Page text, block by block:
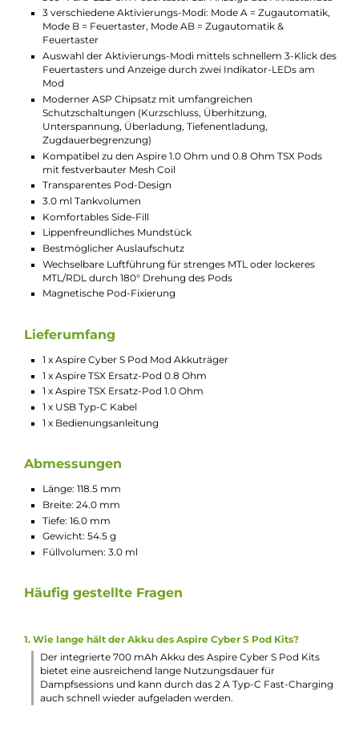
unterschiedlichen Aktivierungsmethoden kann man das
Kit ganz nach den eigenen Bedürfnissen nutzen, ohne
komplizierte Einstellungen vornehmen zu müssen.
Das Cyber S Pod Kit von Aspire wird mit zwei transparenten
Pods aus PCTG geliefert, die jeweils eine fest verbaute Mesh
und ein großzügiges Tankvolumen von 3,0 ml aufweisen.
Während der 1,0-Ohm-Pod für das klassische MTL-
Backendampfen optimiert wurde, eignet sich der 0,8-Ohm-
für ein lockeres MTL- oder RDL-Dampfen. Die Pods sind
auslaufsicher konstruiert und bieten ein ergonomisches
Mundstück für beide Dampfarten. Zusätzlich kann man
zwei unterschiedlichen Airflow-Optionen für MTL und RDL
wählen, indem man den Pod einfach um 180° dreht und
einsetzt. Mit jeder Inhalation bietet die Mesh Coil ein intensives
Geschmackserlebnis und dichten, weichen Dampf.
Technische Daten
Zinklegierung und einer transparenten Polycarbonat-
mit Blick ins Innere
Ergonomische Stick-Form
Kompakt und sehr leicht
Einfache Bedienung
Material: Zink-Legierung & PC (Mod), PCTG (Pod)
USB Typ-C Fast-Charging mit 5 V / 2.0 A
Dampfmodi: Constant Voltage (konstante
3 verschiedene Aktivierungs-Modi: Mode A =
Mode B = Feuertaster, Mode AB = Zugautomatik &
Feuertasters und Anzeige durch zwei Indikator-LEDs am
Schutzschaltungen (Kurzschluss, Überhitzung,
Unterspannung, Überladung, Tiefenentladung,
Zugdauerbegrenzung)
Kompatibel zu den Aspire 1.0 Ohm und 0.8 Ohm TSX Pods
mit festverbauter Mesh Coil